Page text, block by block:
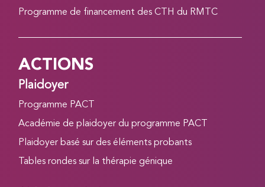
Programme de financement des CTH du RMTC
ACTIONS
Plaidoyer
Programme PACT
Académie de plaidoyer du programme PACT
Plaidoyer basé sur des éléments probants
Tables rondes sur la thérapie génique